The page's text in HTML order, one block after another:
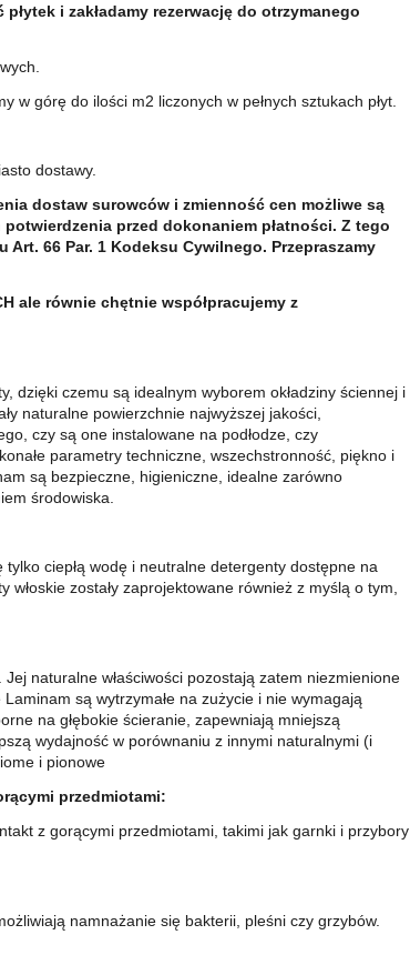
i zakładamy rezerwację do otrzymanego
górę do ilości m2 liczonych w pełnych sztukach płyt.
dostawy.
dostaw surowców i zmienność cen możliwe są
przed dokonaniem płatności. Z tego
66 Par. 1 Kodeksu Cywilnego. Przepraszamy
ale równie chętnie współpracujemy z
dzięki czemu są idealnym wyborem okładziny ściennej i
naturalne powierzchnie najwyższej jakości,
czy są one instalowane na podłodze, czy
parametry techniczne, wszechstronność, piękno i
są bezpieczne, higieniczne, idealne zarówno
środowiska.
ciepłą wodę i neutralne detergenty dostępne na
zostały zaprojektowane również z myślą o tym,
naturalne właściwości pozostają zatem niezmienione
są wytrzymałe na zużycie i nie wymagają
na głębokie ścieranie, zapewniają mniejszą
wydajność w porównaniu z innymi naturalnymi (i
i pionowe
przedmiotami:
z gorącymi przedmiotami, takimi jak garnki i przybory
namnażanie się bakterii, pleśni czy grzybów.